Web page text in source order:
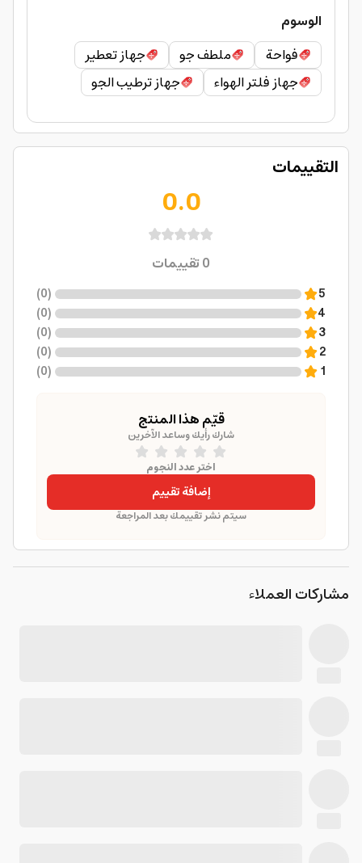
الوسوم
فواحة
ملطف جو
جهاز تعطير
جهاز فلتر الهواء
جهاز ترطيب الجو
التقييمات
0.0
0تقييمات
5
(
0
)
4
(
0
)
3
(
0
)
2
(
0
)
1
(
0
)
قيّم هذا المنتج
شارك رأيك وساعد الآخرين
اختر عدد النجوم
إضافة تقييم
سيتم نشر تقييمك بعد المراجعة
مشاركات العملاء